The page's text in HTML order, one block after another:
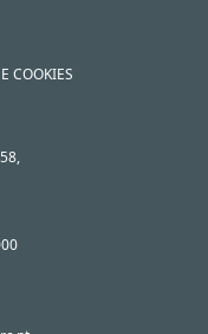
COOKIES